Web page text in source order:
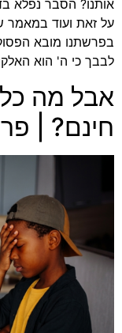
אותנו? הסבר נפלא
על זאת ועוד במאמר
בפרשתנו מובא
לבבך כי ה' הוא
אבל מה
חינם? |